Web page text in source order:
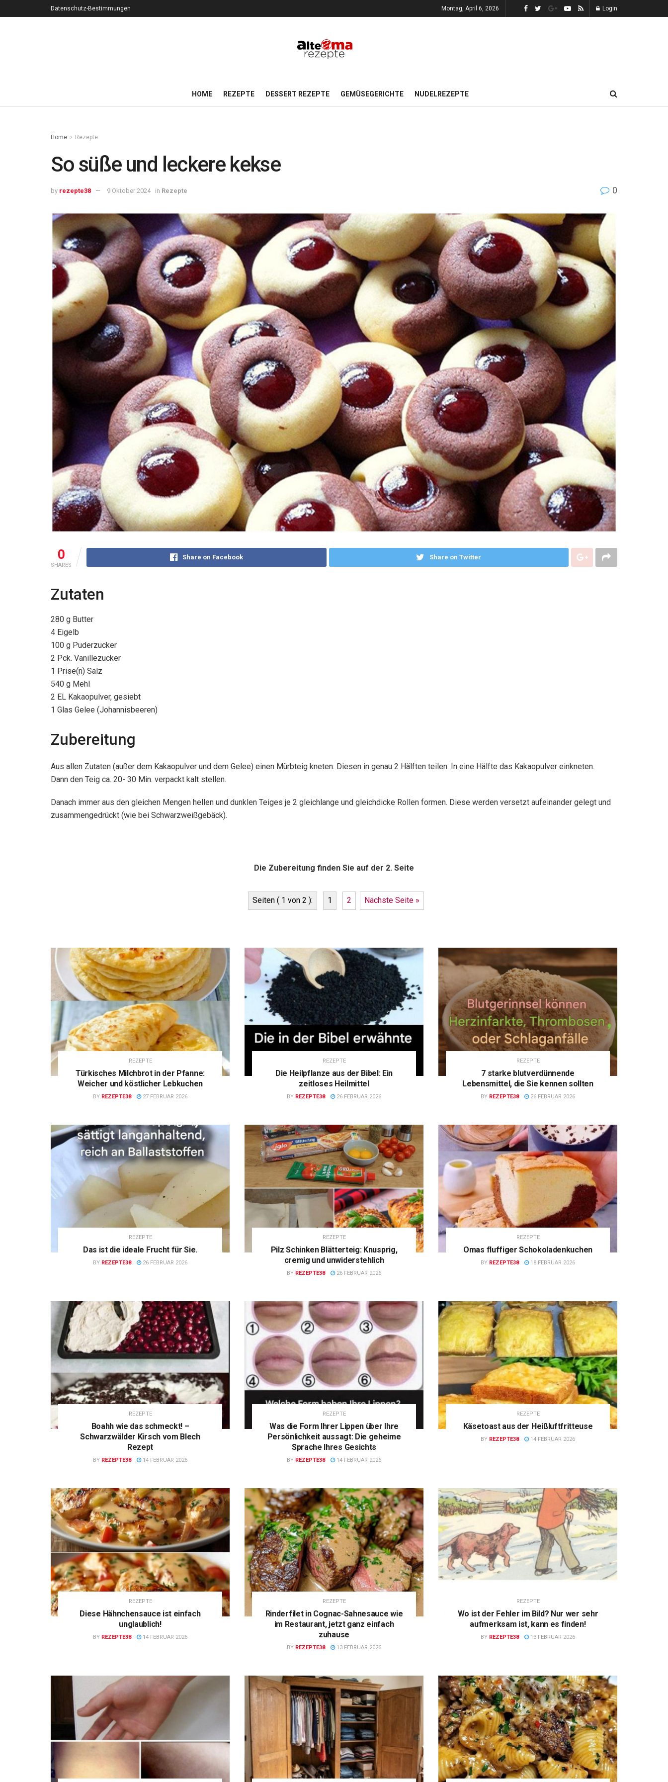
Datenschutz-Bestimmungen Montag, April 6, 2026 Login
HOME REZEPTE DESSERT REZEPTE GEMÜSEGERICHTE NUDELREZEPTE
Home Rezepte
So süße und leckere kekse
by rezepte38 9 Oktober 2024 in Rezepte 0
0
SHARES
Share on Facebook Share on Twitter
Zutaten
280 g Butter
4 Eigelb
100 g Puderzucker
2 Pck. Vanillezucker
1 Prise(n) Salz
540 g Mehl
2 EL Kakaopulver, gesiebt
1 Glas Gelee (Johannisbeeren)
Zubereitung
Aus allen Zutaten (außer dem Kakaopulver und dem Gelee) einen Mürbteig kneten. Diesen in genau 2 Hälften teilen. In eine Hälfte das Kakaopulver einkneten.
Dann den Teig ca. 20- 30 Min. verpackt kalt stellen.
Danach immer aus den gleichen Mengen hellen und dunklen Teiges je 2 gleichlange und gleichdicke Rollen formen. Diese werden versetzt aufeinander gelegt und
zusammengedrückt (wie bei Schwarzweißgebäck).
Die Zubereitung finden Sie auf der 2. Seite
Seiten ( 1 von 2 ): 1 2 Nächste Seite »
REZEPTE
Türkisches Milchbrot in der Pfanne:
Weicher und köstlicher Lebkuchen
BY REZEPTE38 27 FEBRUAR 2026
REZEPTE
Die Heilpflanze aus der Bibel: Ein
zeitloses Heilmittel
BY REZEPTE38 26 FEBRUAR 2026
REZEPTE
7 starke blutverdünnende
Lebensmittel, die Sie kennen sollten
BY REZEPTE38 26 FEBRUAR 2026
REZEPTE
Das ist die ideale Frucht für Sie.
BY REZEPTE38 26 FEBRUAR 2026
REZEPTE
Pilz Schinken Blätterteig: Knusprig,
cremig und unwiderstehlich
BY REZEPTE38 26 FEBRUAR 2026
REZEPTE
Omas fluffiger Schokoladenkuchen
BY REZEPTE38 18 FEBRUAR 2026
REZEPTE
Boahh wie das schmeckt! –
Schwarzwälder Kirsch vom Blech
Rezept
BY REZEPTE38 14 FEBRUAR 2026
REZEPTE
Was die Form Ihrer Lippen über Ihre
Persönlichkeit aussagt: Die geheime
Sprache Ihres Gesichts
BY REZEPTE38 14 FEBRUAR 2026
REZEPTE
Käsetoast aus der Heißluftfritteuse
BY REZEPTE38 14 FEBRUAR 2026
REZEPTE
Diese Hähnchensauce ist einfach
unglaublich!
BY REZEPTE38 14 FEBRUAR 2026
REZEPTE
Rinderfilet in Cognac-Sahnesauce wie
im Restaurant, jetzt ganz einfach
zuhause
BY REZEPTE38 13 FEBRUAR 2026
REZEPTE
Wo ist der Fehler im Bild? Nur wer sehr
aufmerksam ist, kann es finden!
BY REZEPTE38 13 FEBRUAR 2026